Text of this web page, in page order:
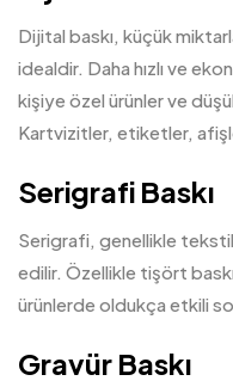
Dijital baskı, küçük
idealdir. Daha hızlı ve
kişiye özel ürünler ve düşük
Kartvizitler, etiketler,
Serigrafi Baskı
Serigrafi, genellikle
edilir. Özellikle tişört
ürünlerde oldukça etkili
Gravür Baskı